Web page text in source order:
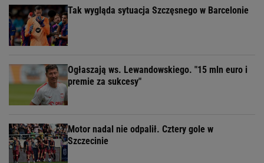
Tak wygląda sytuacja Szczęsnego w Barcelonie
Ogłaszają ws. Lewandowskiego. "15 mln euro i
premie za sukcesy"
Motor nadal nie odpalił. Cztery gole w
Szczecinie